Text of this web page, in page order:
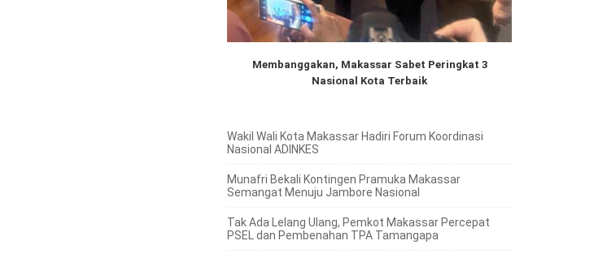
Membanggakan, Makassar Sabet Peringkat 3
Nasional Kota Terbaik
Wakil Wali Kota Makassar Hadiri Forum Koordinasi
Nasional ADINKES
Munafri Bekali Kontingen Pramuka Makassar
Semangat Menuju Jambore Nasional
Tak Ada Lelang Ulang, Pemkot Makassar Percepat
PSEL dan Pembenahan TPA Tamangapa